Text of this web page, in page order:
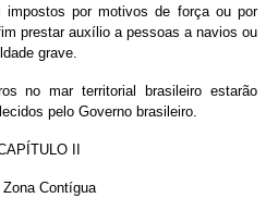
impostos por motivos de força ou por
prestar auxílio a pessoas a navios ou
grave.
no mar territorial brasileiro estarão
pelo Governo brasileiro.
II
Zona Contígua